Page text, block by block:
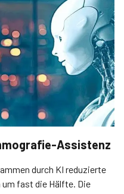
Assistenz
durch KI reduzierte
fast die Hälfte. Die